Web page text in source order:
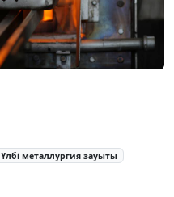
Үлбі металлургия зауыты